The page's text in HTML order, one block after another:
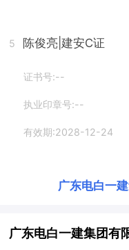
5 陈俊亮 |建安C证
证书号:--
执业印章号:--
有效期:2028-12-24
广东电白一
广东电白一建集团有